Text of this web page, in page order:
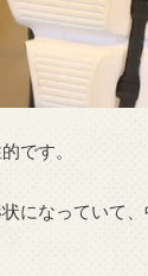
です。
になっていて